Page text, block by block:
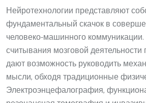
Нейротехнологии представляют
фундаментальный скачок в
человеко-машинного
считывания мозговой
дают возможность руководить
мысли, обходя традиционные
Электроэнцефалография,